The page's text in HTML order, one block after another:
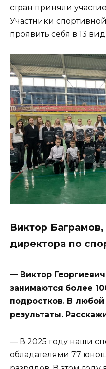
стран приняли
Участники
проявить себя в 13
Виктор
директора по
— Виктор
занимаются более
подростков. В
результаты.
— В 2025 году наши
обладателями 77